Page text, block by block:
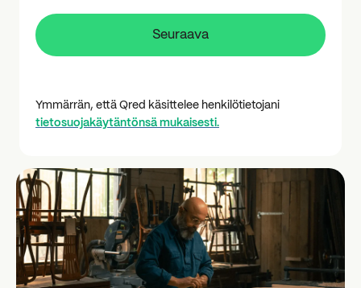
Ymmärrän, että Qred käsittelee henkilötietojani
tietosuojakäytäntönsä mukaisesti.